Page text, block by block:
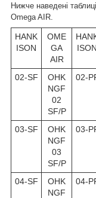
Нижче наведені
Omega AIR.
HANK
ISON
OME
GA
AIR
ISON
02-SF
OHK
NGF
02
SF/P
02-
03-SF
OHK
NGF
03
SF/P
03-
04-SF
OHK
NGF
04-